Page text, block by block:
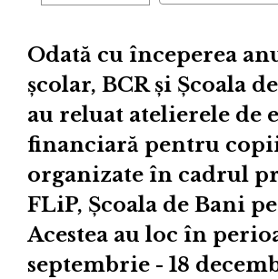
Odată cu începerea
școlar, BCR și Școala
au reluat atelierele de
financiară pentru
organizate în cadrul
FLiP, Școala de Bani
Acestea au loc în
septembrie - 18